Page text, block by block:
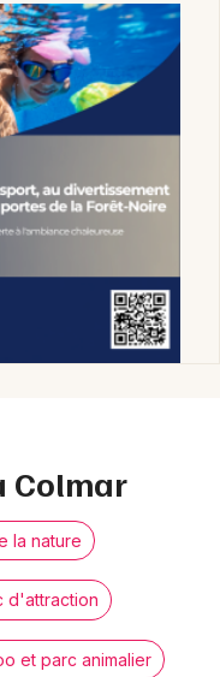
Colmar
la nature
d'attraction
et parc animalier